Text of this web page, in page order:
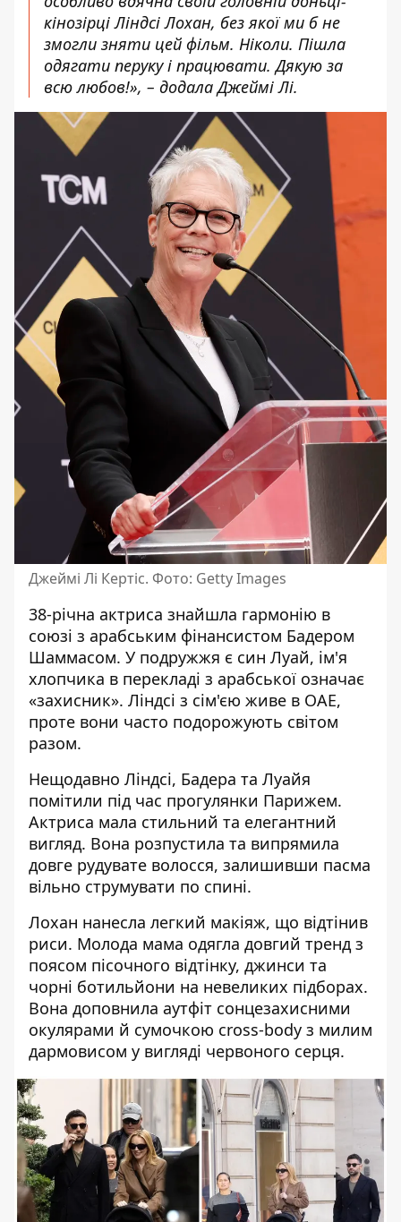
кінозірці Ліндсі Лохан, без якої ми б не
змогли зняти цей фільм. Ніколи. Пішла
одягати перуку і працювати. Дякую за
всю любов!», – додала Джеймі Лі.
Джеймі Лі Кертіс. Фото: Getty Images
38-річна актриса знайшла гармонію в
союзі з арабським фінансистом Бадером
Шаммасом. У подружжя є син Луай, ім'я
хлопчика в перекладі з арабської означає
«захисник». Ліндсі з сім'єю живе в ОАЕ,
проте вони часто подорожують світом
разом.
Нещодавно Ліндсі, Бадера та Луайя
помітили під час прогулянки Парижем.
Актриса мала стильний та елегантний
вигляд. Вона розпустила та випрямила
довге рудувате волосся, залишивши пасма
вільно струмувати по спині.
Лохан нанесла легкий макіяж, що відтінив
риси. Молода мама одягла довгий тренд з
поясом пісочного відтінку, джинси та
чорні ботильйони на невеликих підборах.
Вона доповнила аутфіт сонцезахисними
окулярами й сумочкою cross-body з милим
дармовисом у вигляді червоного серця.